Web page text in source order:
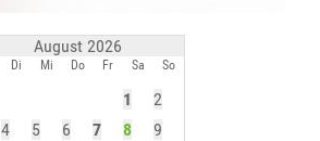
August 2026
Di Mi Do Fr Sa So
1
2
4 5 6 7 8
9